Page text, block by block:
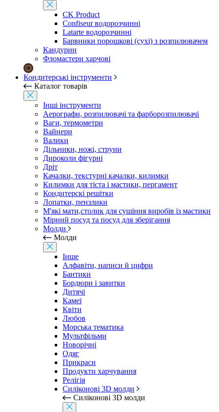
CK Product
Confiseur водорозчинні
Latarte водорозчинні
Барвники порошкові (сухі) з розпилювачем
Кандурин
Фломастери харчові
Кондитерські інструменти
Каталог товарів
Інші інструменти
Аерографи, розпилювачі та фарборозпилювачі
Ваги, термометри
Вайнери
Валики
Дільники, ножі, струни
Дироколи фігурні
Дріт
Качалки, текстурні качалки, килимки
Килимки для тіста і мастики, пергамент
Кондитерскі решітки
Лопатки, пензлики
М'які мати,столик для сушіння виробів із мастики
Мірний посуд та посуд для зберігання
Молди
Молди
Інше
Алфавіти, написи й цифри
Бантики
Бордюри і завитки
Дитячі
Камеї
Квіти
Любов
Морська тематика
Мультфільми
Новорічні
Одяг
Прикраси
Продукти харчування
Релігія
Силіконові 3D молди
Силіконові 3D молди